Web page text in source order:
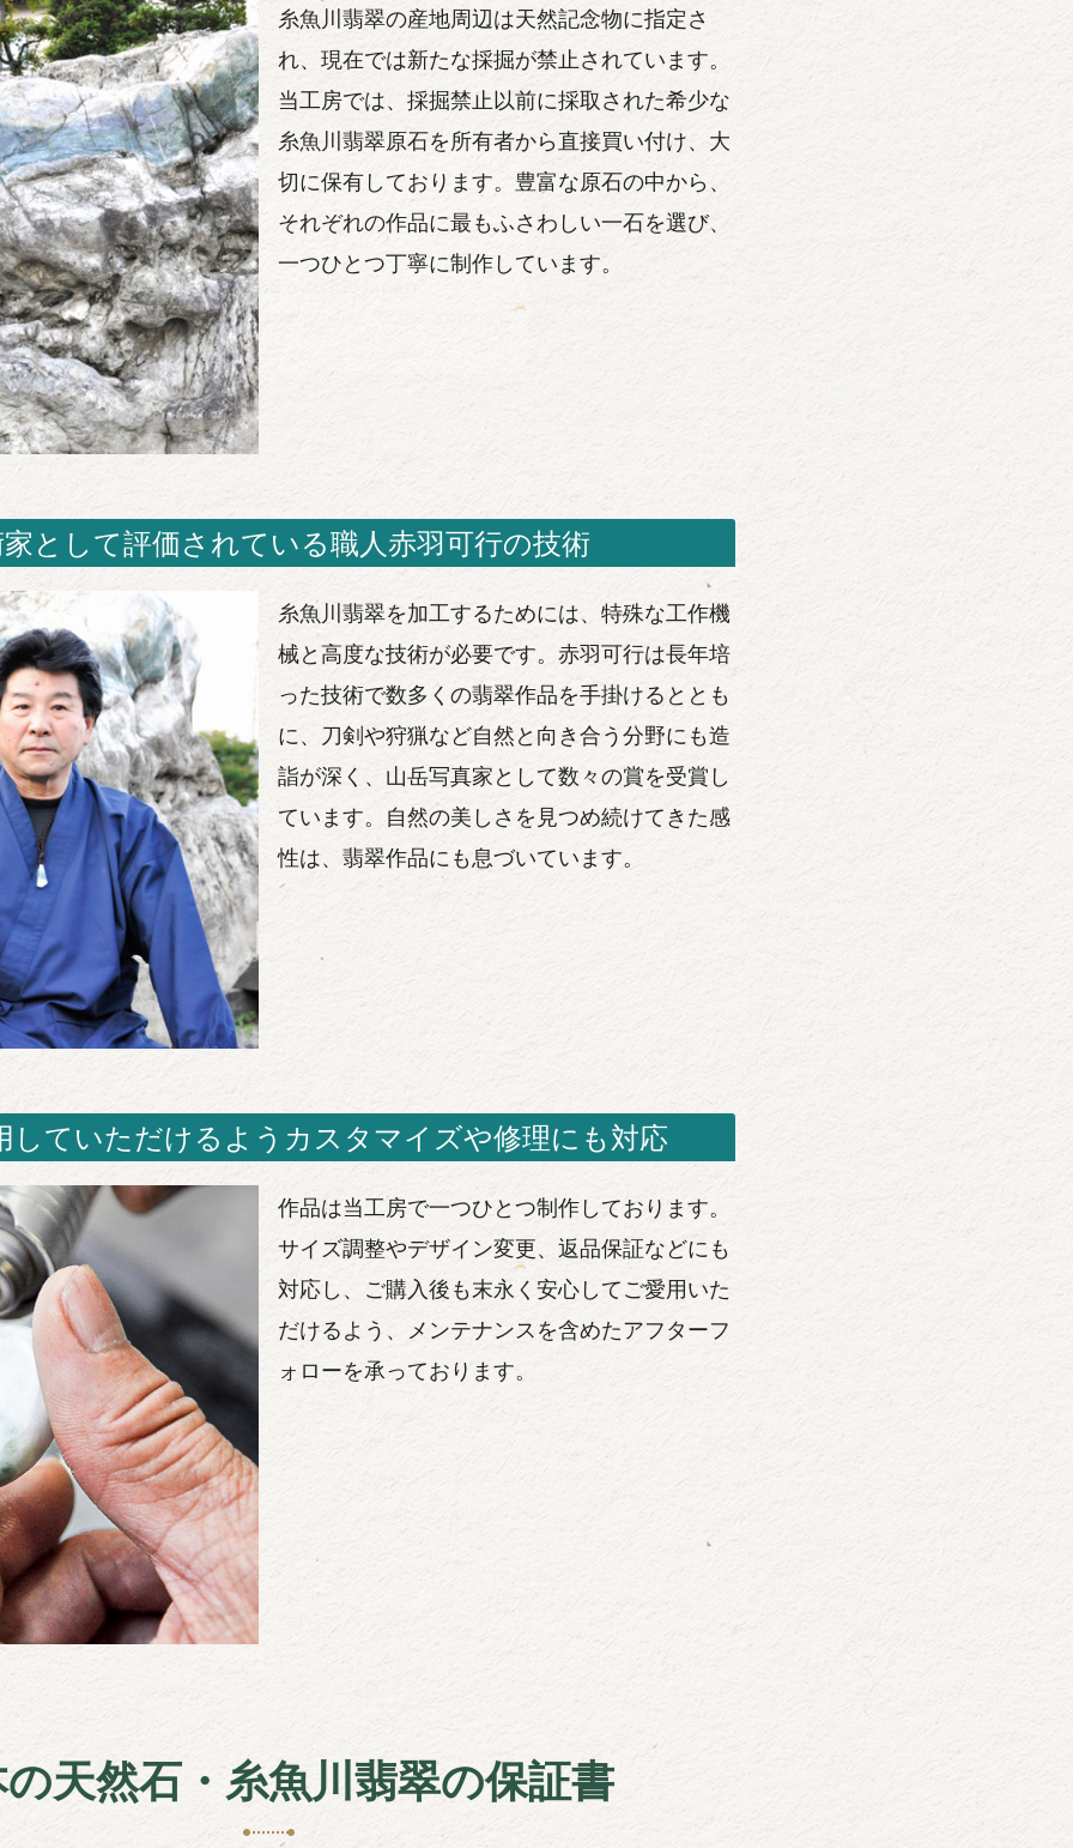
糸魚川翡翠の産地周辺は天然記念物に指定さ
れ、現在では新たな採掘が禁止されています。
当工房では、採掘禁止以前に採取された希少な
糸魚川翡翠原石を所有者から直接買い付け、大
切に保有しております。豊富な原石の中から、
それぞれの作品に最もふさわしい一石を選び、
一つひとつ丁寧に制作しています。
として評価されている職人赤羽可行の技術
糸魚川翡翠を加工するためには、特殊な工作機
械と高度な技術が必要です。赤羽可行は長年培
った技術で数多くの翡翠作品を手掛けるととも
に、刀剣や狩猟など自然と向き合う分野にも造
詣が深く、山岳写真家として数々の賞を受賞し
ています。自然の美しさを見つめ続けてきた感
性は、翡翠作品にも息づいています。
していただけるようカスタマイズや修理にも対応
作品は当工房で一つひとつ制作しております。
サイズ調整やデザイン変更、返品保証などにも
対応し、ご購入後も末永く安心してご愛用いた
だけるよう、メンテナンスを含めたアフターフ
ォローを承っております。
天然石・糸魚川翡翠の保証書